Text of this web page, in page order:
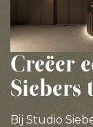
Creëer
Siebers
Bij Studio